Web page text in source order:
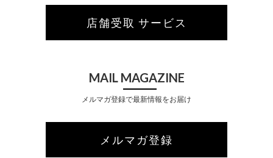
店舗受取 サービス
MAIL MAGAZINE
メルマガ登録で最新情報をお届け
メルマガ登録